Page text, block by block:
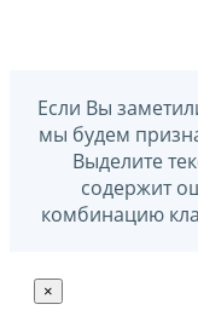
Если Вы
мы будем
Выделите
содержит
комбинацию
×